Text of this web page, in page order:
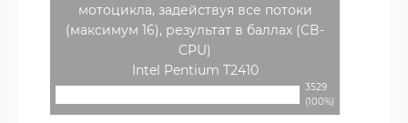
мотоцикла, задействуя все потоки
(максимум 16), результат в баллах (CB-
CPU)
Intel Pentium T2410
3529
(100%)